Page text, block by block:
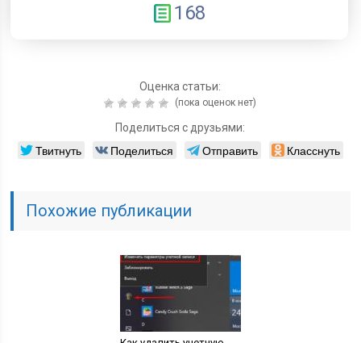
168
Оценка статьи:
(пока оценок нет)
Поделиться с друзьями:
Твитнуть Поделиться Отправить Класснуть
Похожие публикации